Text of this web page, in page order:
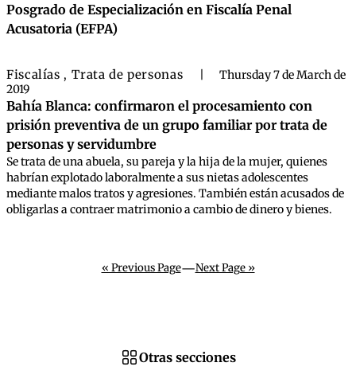
Posgrado de Especialización en Fiscalía Penal
Acusatoria (EFPA)
Fiscalías , Trata de personas
Thursday 7 de March de
2019
Bahía Blanca: confirmaron el procesamiento con
prisión preventiva de un grupo familiar por trata de
personas y servidumbre
Se trata de una abuela, su pareja y la hija de la mujer, quienes
habrían explotado laboralmente a sus nietas adolescentes
mediante malos tratos y agresiones. También están acusados de
obligarlas a contraer matrimonio a cambio de dinero y bienes.
« Previous Page—Next Page »
Otras secciones